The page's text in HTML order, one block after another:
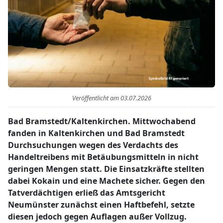
Veröffentlicht am03.07.2026
Bad Bramstedt/Kaltenkirchen. Mittwochabend
fanden in Kaltenkirchen und Bad Bramstedt
Durchsuchungen wegen des Verdachts des
Handeltreibens mit Betäubungsmitteln in nicht
geringen Mengen statt. Die Einsatzkräfte stellten
dabei Kokain und eine Machete sicher. Gegen den
Tatverdächtigen erließ das Amtsgericht
Neumünster zunächst einen Haftbefehl, setzte
diesen jedoch gegen Auflagen außer Vollzug.